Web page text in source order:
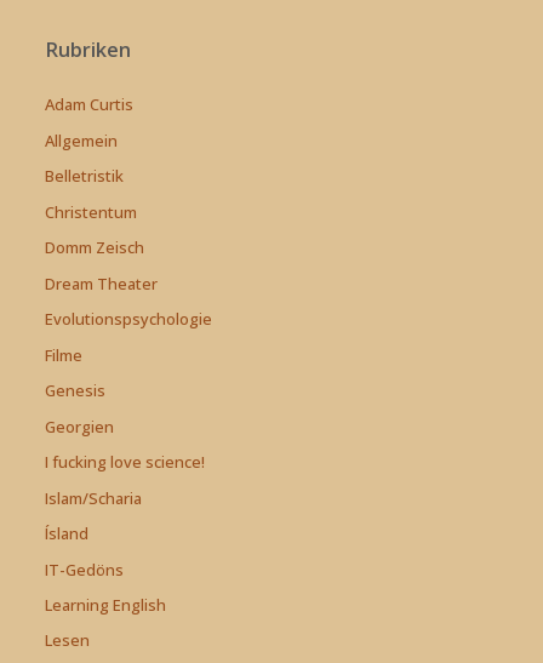
Rubriken
Adam Curtis
Allgemein
Belletristik
Christentum
Domm Zeisch
Dream Theater
Evolutionspsychologie
Filme
Genesis
Georgien
I fucking love science!
Islam/Scharia
Ísland
IT-Gedöns
Learning English
Lesen